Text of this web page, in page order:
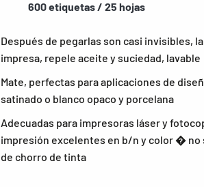
600 etiquetas / 25 hojas
Después de pegarlas son casi invisibles,
impresa, repele aceite y suciedad, lavable
Mate, perfectas para aplicaciones de
satinado o blanco opaco y porcelana
Adecuadas para impresoras láser y
impresión excelentes en b/n y color � no
de chorro de tinta